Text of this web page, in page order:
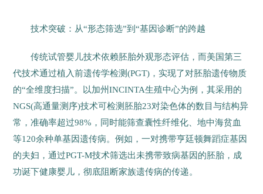
技术突破：从“形态筛选”到“基因诊断”的跨越
传统试管婴儿技术依赖胚胎外观形态评估，而美国第三
代技术通过植入前遗传学检测(PGT)，实现了对胚胎遗传物质
的“全维度扫描”。以加州INCINTA生殖中心为例，其采用的
NGS(高通量测序)技术可检测胚胎23对染色体的数目与结构异
常，准确率超过98%，同时能筛查囊性纤维化、地中海贫血
等120余种单基因遗传病。例如，一对携带亨廷顿舞蹈症基因
的夫妇，通过PGT-M技术筛选出未携带致病基因的胚胎，成
功诞下健康婴儿，彻底阻断家族遗传病的传递。